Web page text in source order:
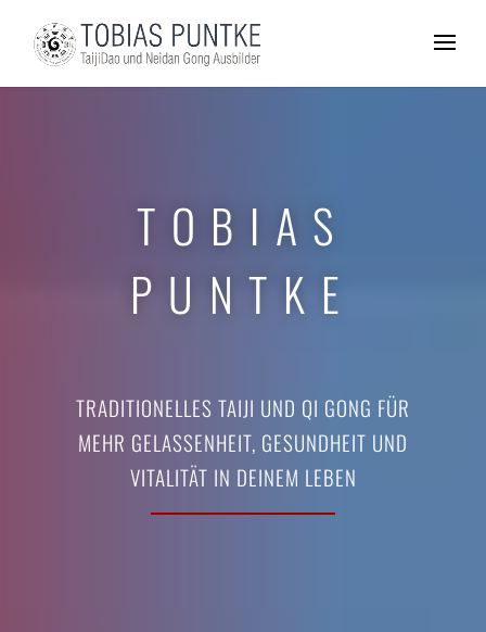
TOBIAS
PUNTKE
TRADITIONELLES TAIJI UND QI GONG FÜR
MEHR GELASSENHEIT, GESUNDHEIT UND
VITALITÄT IN DEINEM LEBEN